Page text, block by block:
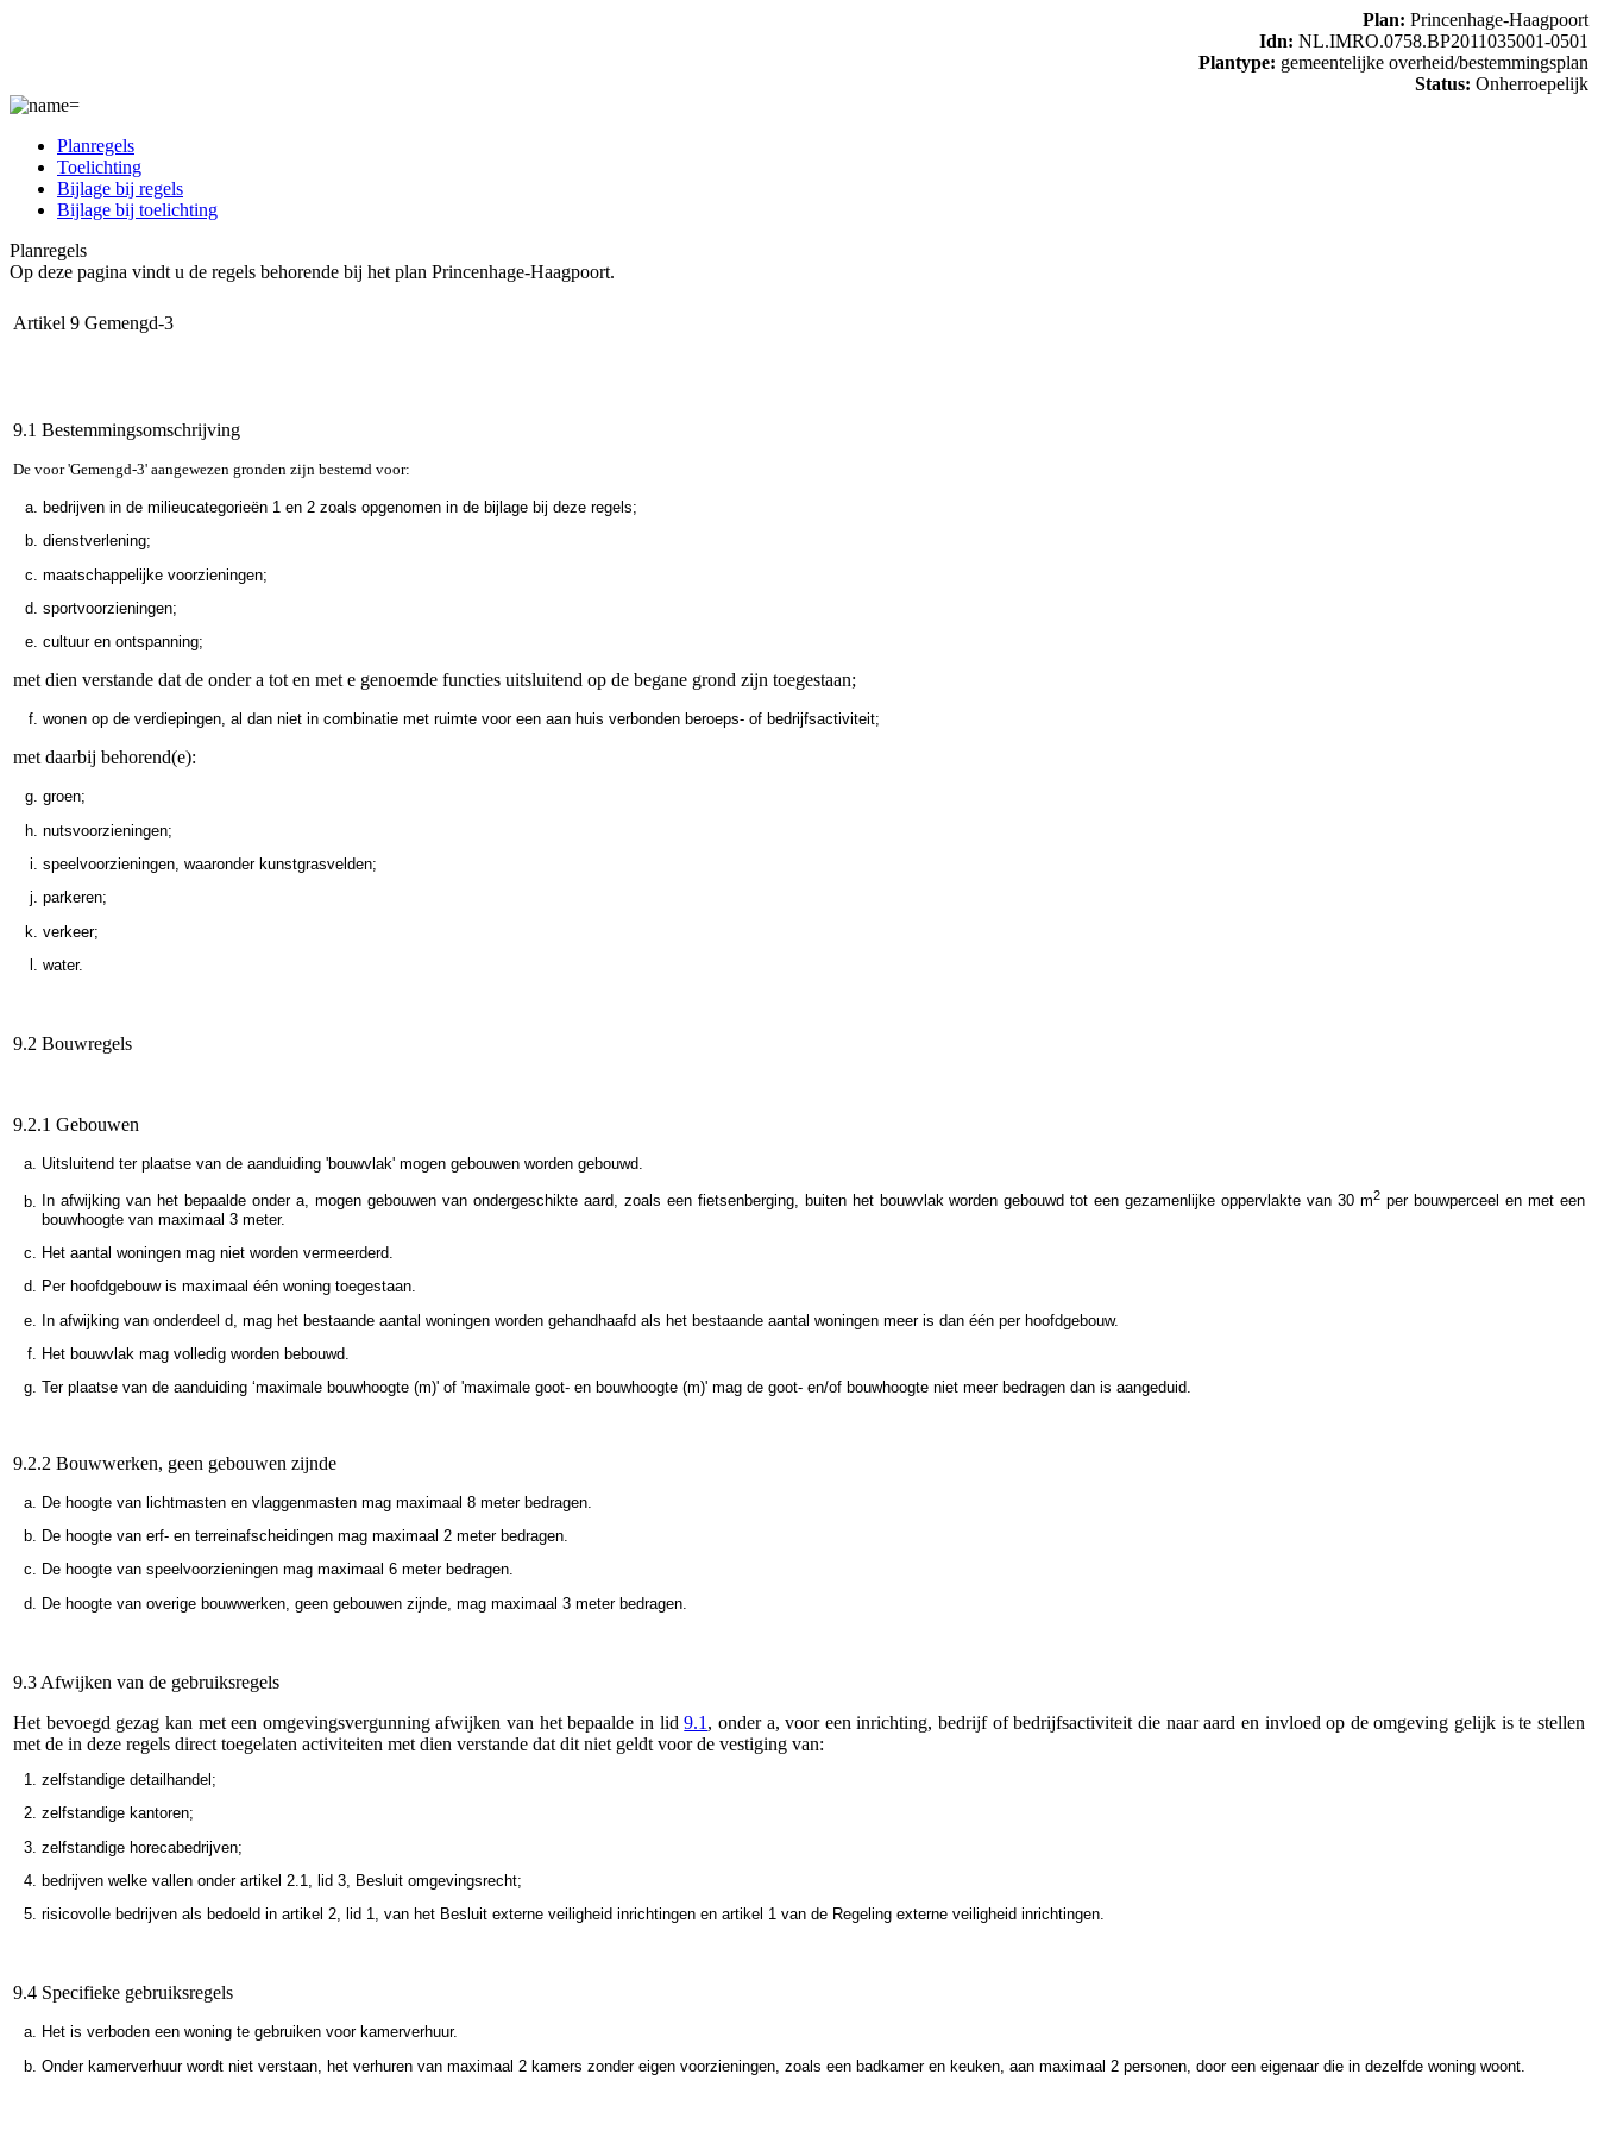
Plan: Princenhage-Haagpoort
Idn: NL.IMRO.0758.BP2011035001-0501
Plantype: gemeentelijke overheid/bestemmingsplan
Status: Onherroepelijk
Planregels
Toelichting
Bijlage bij regels
Bijlage bij toelichting
Planregels
Op deze pagina vindt u de regels behorende bij het plan Princenhage-Haagpoort.
Artikel 9 Gemengd-3
9.1 Bestemmingsomschrijving
De voor 'Gemengd-3' aangewezen gronden zijn bestemd voor:
bedrijven in de milieucategorieën 1 en 2 zoals opgenomen in de bijlage bij deze regels;
dienstverlening;
maatschappelijke voorzieningen;
sportvoorzieningen;
cultuur en ontspanning;
met dien verstande dat de onder a tot en met e genoemde functies uitsluitend op de begane grond zijn toegestaan;
wonen op de verdiepingen, al dan niet in combinatie met ruimte voor een aan huis verbonden beroeps- of bedrijfsactiviteit;
met daarbij behorend(e):
groen;
nutsvoorzieningen;
speelvoorzieningen, waaronder kunstgrasvelden;
parkeren;
verkeer;
water.
9.2 Bouwregels
9.2.1 Gebouwen
Uitsluitend ter plaatse van de aanduiding 'bouwvlak' mogen gebouwen worden gebouwd.
In afwijking van het bepaalde onder a, mogen gebouwen van ondergeschikte aard, zoals een fietsenberging, buiten het bouwvlak worden gebouwd tot een gezamenlijke oppervlakte van 30 m2 per bouwperceel en met een
bouwhoogte van maximaal 3 meter.
Het aantal woningen mag niet worden vermeerderd.
Per hoofdgebouw is maximaal één woning toegestaan.
In afwijking van onderdeel d, mag het bestaande aantal woningen worden gehandhaafd als het bestaande aantal woningen meer is dan één per hoofdgebouw.
Het bouwvlak mag volledig worden bebouwd.
Ter plaatse van de aanduiding ‘maximale bouwhoogte (m)' of 'maximale goot- en bouwhoogte (m)' mag de goot- en/of bouwhoogte niet meer bedragen dan is aangeduid.
9.2.2 Bouwwerken, geen gebouwen zijnde
De hoogte van lichtmasten en vlaggenmasten mag maximaal 8 meter bedragen.
De hoogte van erf- en terreinafscheidingen mag maximaal 2 meter bedragen.
De hoogte van speelvoorzieningen mag maximaal 6 meter bedragen.
De hoogte van overige bouwwerken, geen gebouwen zijnde, mag maximaal 3 meter bedragen.
9.3 Afwijken van de gebruiksregels
Het bevoegd gezag kan met een omgevingsvergunning afwijken van het bepaalde in lid9.1 , onder a, voor een inrichting, bedrijf of bedrijfsactiviteit die naar aard en invloed op de omgeving gelijk is te stellen
met de in deze regels direct toegelaten activiteiten met dien verstande dat dit niet geldt voor de vestiging van:
zelfstandige detailhandel;
zelfstandige kantoren;
zelfstandige horecabedrijven;
bedrijven welke vallen onder artikel 2.1, lid 3, Besluit omgevingsrecht;
risicovolle bedrijven als bedoeld in artikel 2, lid 1, van het Besluit externe veiligheid inrichtingen en artikel 1 van de Regeling externe veiligheid inrichtingen.
9.4 Specifieke gebruiksregels
Het is verboden een woning te gebruiken voor kamerverhuur.
Onder kamerverhuur wordt niet verstaan, het verhuren van maximaal 2 kamers zonder eigen voorzieningen, zoals een badkamer en keuken, aan maximaal 2 personen, door een eigenaar die in dezelfde woning woont.